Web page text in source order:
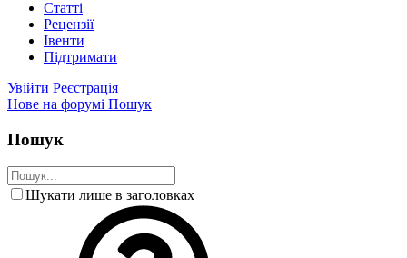
Статті
Рецензії
Івенти
Підтримати
Увійти Реєстрація
Нове на форумі Пошук
Пошук
Шукати лише в заголовках